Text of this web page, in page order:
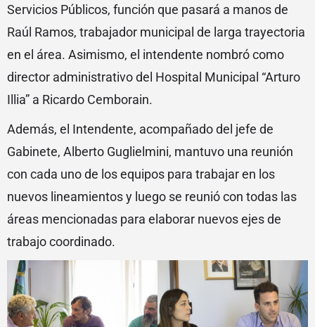
Servicios Públicos, función que pasará a manos de
Raúl Ramos, trabajador municipal de larga trayectoria
en el área. Asimismo, el intendente nombró como
director administrativo del Hospital Municipal “Arturo
Illia” a Ricardo Cemborain.
Además, el Intendente, acompañado del jefe de
Gabinete, Alberto Guglielmini, mantuvo una reunión
con cada uno de los equipos para trabajar en los
nuevos lineamientos y luego se reunió con todas las
áreas mencionadas para elaborar nuevos ejes de
trabajo coordinado.